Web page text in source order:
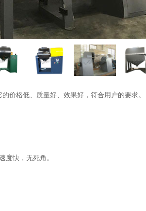
格低、质量好、效果好，符合用户的要求。
度快，无死角。